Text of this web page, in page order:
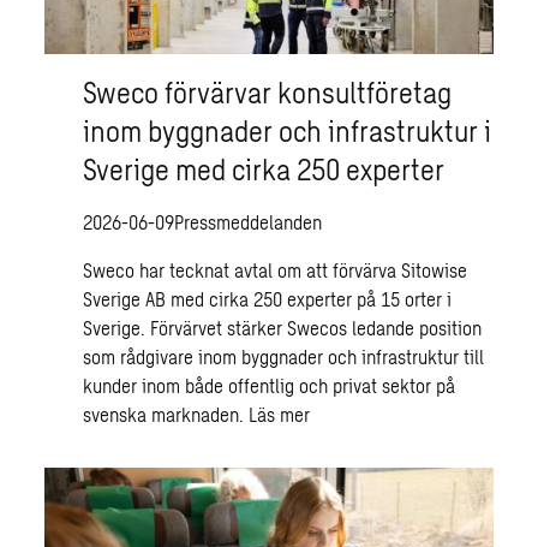
Sweco förvärvar konsultföretag
inom byggnader och infrastruktur i
Sverige med cirka 250 experter
2026-06-09Pressmeddelanden
Sweco har tecknat avtal om att förvärva Sitowise
Sverige AB med cirka 250 experter på 15 orter i
Sverige. Förvärvet stärker Swecos ledande position
som rådgivare inom byggnader och infrastruktur till
kunder inom både offentlig och privat sektor på
svenska marknaden. Läs mer